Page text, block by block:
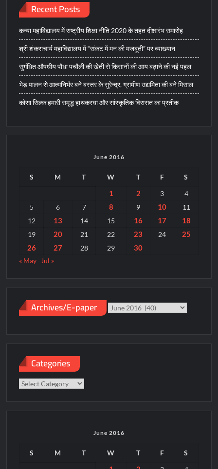
Recent Posts
कन्या महाविद्यालय में राष्ट्रीय शिक्षा नीति 2020 के तहत दीक्षारंभ समारोह
श्री शंकराचार्य महाविद्यालय में “संकट में मन की मजबूती” पर व्याख्यान
सुगंधित औषधीय पौधा पचौली की खेती से किसानों की आय बढ़ाने की नई पहल
भेड़ पालन से आत्मनिर्भर बने बस्तर के सुरेन्द्र, ग्रामीण उद्यमिता की बने मिसाल
कोसा सिल्क हमारी समृद्ध हाथकरघा और सांस्कृतिक विरासत का प्रतीक
June 2016
S M T W T F S
1 2 3
4
5
6 7 8 9 10
11
12
13 14 15 16 17 18
19 20 21 22 23 24
25
26
27 28 29 30
« May Jul »
Archives/E-paper
Archives/E-
Categories
Categories
June 2016
S M T W T F S